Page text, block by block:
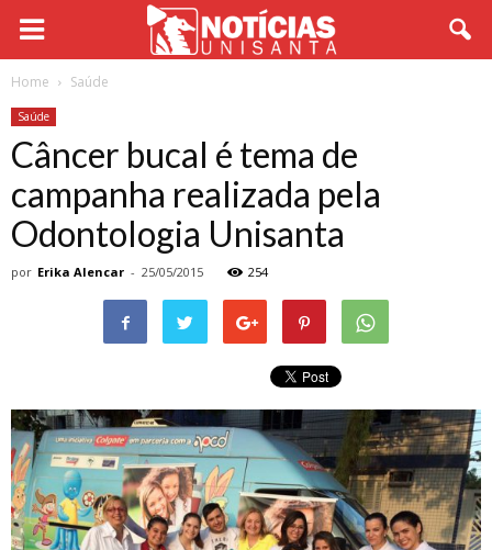
Home Saúde
Saúde
Câncer bucal é tema de
campanha realizada pela
Odontologia Unisanta
por Erika Alencar - 25/05/2015 254